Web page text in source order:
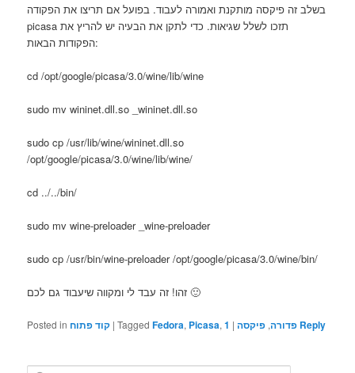
בשלב זה פיקסה מותקנת ואמורה לעבוד. בפועל אם תריצו את הפקודה
picasa תזכו לשלל שגיאות. כדי לתקן את הבעיה יש להריץ את
הפקודות הבאות:
cd /opt/google/picasa/3.0/wine/lib/wine
sudo mv wininet.dll.so _wininet.dll.so
sudo cp /usr/lib/wine/wininet.dll.so
/opt/google/picasa/3.0/wine/lib/wine/
cd ../../bin/
sudo mv wine-preloader _wine-preloader
sudo cp /usr/bin/wine-preloader /opt/google/picasa/3.0/wine/bin/
זהו! זה עבד לי ומקווה שיעבוד גם לכם 🙂
Posted in קוד פתוח |Tagged Fedora, Picasa, פדורה, פיקסה |
1 Reply